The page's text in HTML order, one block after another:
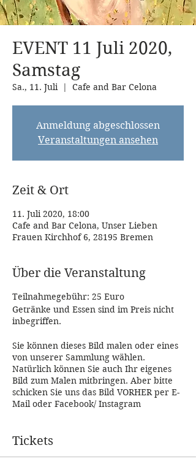
EVENT 11 Juli 2020,
Samstag
Sa., 11. Juli
  |
Cafe and Bar Celona
Anmeldung abgeschlossen
Veranstaltungen ansehen
Zeit & Ort
11. Juli 2020, 18:00
Cafe and Bar Celona, Unser Lieben
Frauen Kirchhof 6, 28195 Bremen
Über die Veranstaltung
Teilnahmegebühr: 25 Euro
Getränke und Essen sind im Preis nicht
inbegriffen.
Sie können dieses Bild malen oder eines
von unserer Sammlung wählen.
Natürlich können Sie auch Ihr eigenes
Bild zum Malen mitbringen. Aber bitte
schicken Sie uns das Bild VORHER per E-
Mail oder Facebook/ Instagram
Bitte beachten Sie, dass für den Kauf von
Tickets